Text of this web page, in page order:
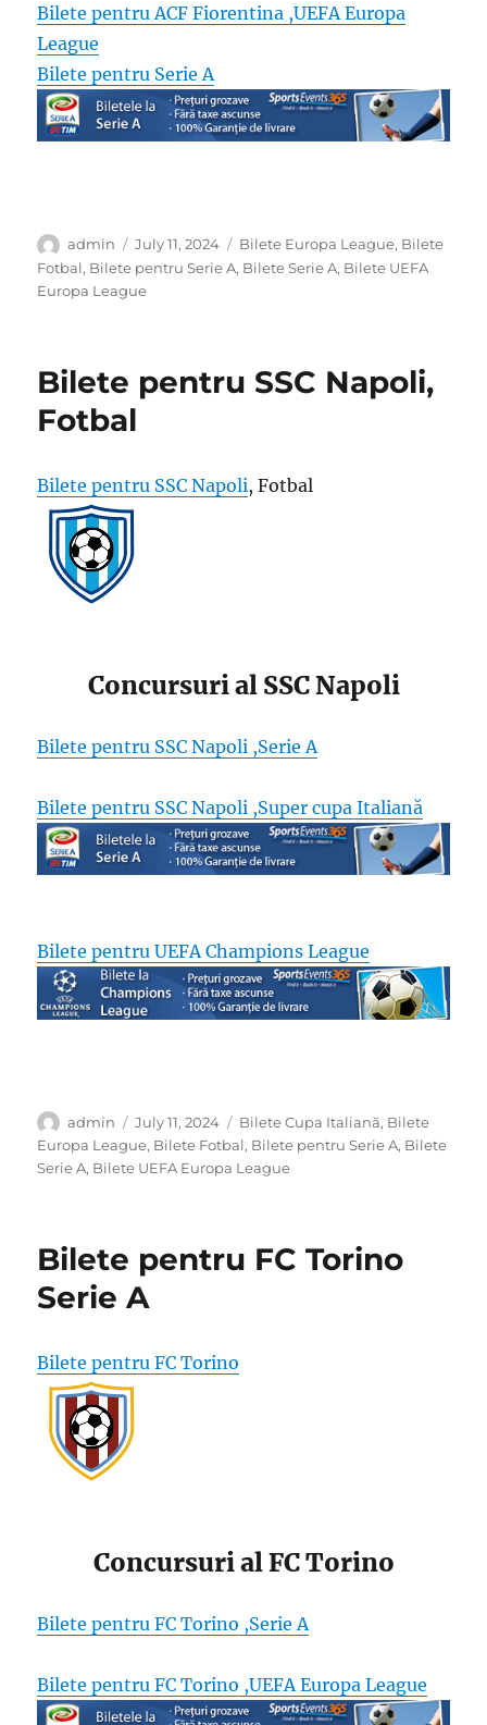
Bilete pentru ACF Fiorentina ,UEFA Europa
League
Bilete pentru Serie A
Author
admin
Posted
on
July 11, 2024 Categories
Bilete Europa League, Bilete
Fotbal, Bilete pentru Serie A, Bilete Serie A, Bilete UEFA
Europa League
Bilete pentru SSC Napoli,
Fotbal
Bilete pentru SSC Napoli, Fotbal
Concursuri al SSC Napoli
Bilete pentru SSC Napoli ,Serie A
Bilete pentru SSC Napoli ,Super cupa Italiană
Bilete pentru UEFA Champions League
Author
admin
Posted
on
July 11, 2024 Categories
Bilete Cupa Italiană, Bilete
Europa League, Bilete Fotbal, Bilete pentru Serie A, Bilete
Serie A, Bilete UEFA Europa League
Bilete pentru FC Torino
Serie A
Bilete pentru FC Torino
Concursuri al FC Torino
Bilete pentru FC Torino ,Serie A
Bilete pentru FC Torino ,UEFA Europa League